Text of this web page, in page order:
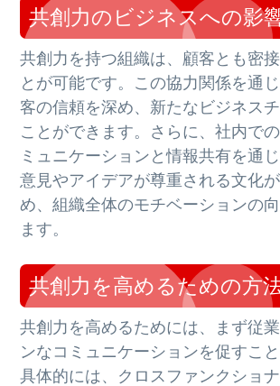
共創力のビジネスへの影
共創力を持つ組織は、顧客とも密
とが可能です。この協力関係を通
客の信頼を深め、新たなビジネス
ことができます。さらに、社内で
ミュニケーションと情報共有を通
意見やアイデアが尊重される文化
め、組織全体のモチベーションの
ます。
共創力を高めるための方
共創力を高めるためには、まず従
ンなコミュニケーションを促すこと
具体的には、クロスファンクショ